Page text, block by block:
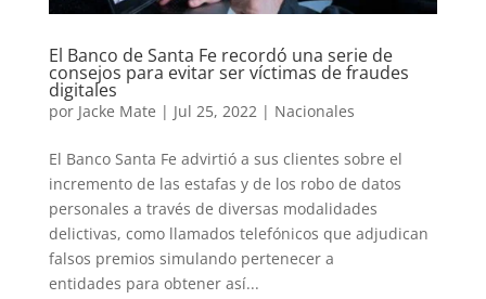
El Banco de Santa Fe recordó una serie de
consejos para evitar ser víctimas de fraudes
digitales
por Jacke Mate | Jul 25, 2022| Nacionales
El Banco Santa Fe advirtió a sus clientes sobre el
incremento de las estafas y de los robo de datos
personales a través de diversas modalidades
delictivas, como llamados telefónicos que adjudican
falsos premios simulando pertenecer a
entidades para obtener así...